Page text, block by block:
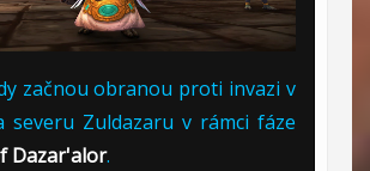
začnou obranou proti invazi v
severu Zuldazaru v rámci fáze
Dazar'alor.